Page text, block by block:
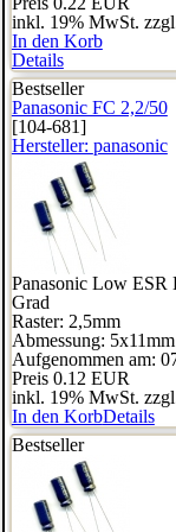
inkl. 19% MwSt.
In den Korb
Details
Bestseller
Panasonic FC 2,2/50
[104-681]
Hersteller: panasonic
Panasonic Low ESR
Grad
Raster: 2,5mm
Abmessung: 5x11mm
Aufgenommen am:
Preis 0.12 EUR
inkl. 19% MwSt.
In den KorbDetails
Bestseller